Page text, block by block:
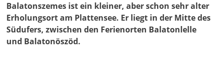
Balatonszemes ist ein kleiner, aber schon sehr alter
Erholungsort am Plattensee. Er liegt in der Mitte des
Südufers, zwischen den Ferienorten Balatonlelle
und Balatonöszöd.